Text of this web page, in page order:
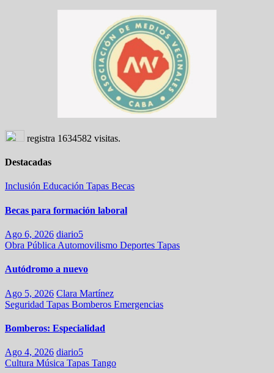
registra 1634582 visitas.
Destacadas
Inclusión Educación Tapas Becas
Becas para formación laboral
Ago 6, 2026 diario5
Obra Pública Automovilismo Deportes Tapas
Autódromo a nuevo
Ago 5, 2026 Clara Martínez
Seguridad Tapas Bomberos Emergencias
Bomberos: Especialidad
Ago 4, 2026 diario5
Cultura Música Tapas Tango